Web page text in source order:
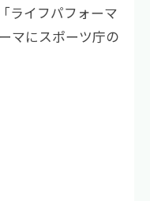
ライフパフォーマ
マにスポーツ庁の